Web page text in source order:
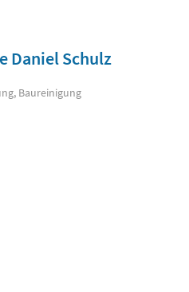
Daniel Schulz
Baureinigung